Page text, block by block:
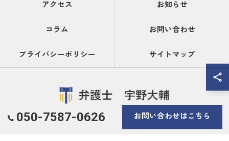
050-7587-0626 お問い合わせはこちら
アクセス お知らせ
コラム お問い合わせ
プライバシーポリシー サイトマップ
© 2026 大阪府大阪市の弁護士なら弁護士 宇野大輔 ALL RIGHTS RESERVED.